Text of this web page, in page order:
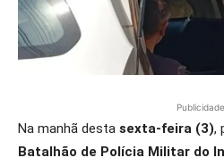
Publicidade
Na manhã desta sexta-feira (3),
Batalhão de Polícia Militar do